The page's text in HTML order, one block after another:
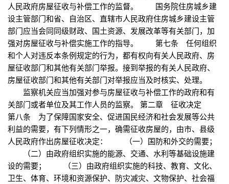
人民政府房屋征收与补偿工作的监督。 国务院住房城乡建
设主管部门和省、自治区、直辖市人民政府住房城乡建设主管
部门应当会同同级财政、国土资源、发展改革等有关部门，加
强对房屋征收与补偿实施工作的指导。 第七条 任何组织
和个人对违反本条例规定的行为，都有权向有关人民政府、房
屋征收部门和其他有关部门举报。接到举报的有关人民政府、
房屋征收部门和其他有关部门对举报应当及时核实、处理。
监察机关应当加强对参与房屋征收与补偿工作的政府和有
关部门或者单位及其工作人员的监察。 第二章 征收决定
第八条 为了保障国家安全、促进国民经济和社会发展等公共
利益的需要，有下列情形之一，确需征收房屋的，由市、县级
人民政府作出房屋征收决定： （一）国防和外交的需要；
（二）由政府组织实施的能源、交通、水利等基础设施建
设的需要； （三）由政府组织实施的科技、教育、文化、
卫生、体育、环境和资源保护、防灾减灾、文物保护、社会福